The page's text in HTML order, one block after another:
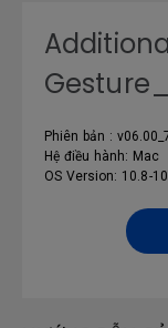
Phiên bản :
Hệ điều hành: Mac
OS Version: 10.8-